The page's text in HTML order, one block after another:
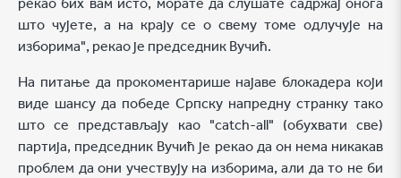
што чујете, а на крају се о свему томе одлучује на
изборима", рекао је председник Вучић.
На питање да прокоментарише најаве блокадера који
виде шансу да победе Српску напредну странку тако
што се представљају као "catch-all" (обухвати све)
партија, председник Вучић је рекао да он нема никакав
проблем да они учествују на изборима, али да то не би